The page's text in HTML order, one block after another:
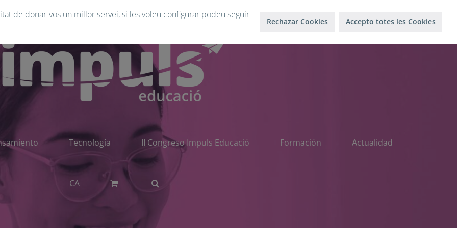
Tecnología II Congreso Impuls Educació Formación Actualidad
CA
de donar-vos un millor servei, si les voleu configurar podeu seguir
Rechazar Cookies Accepto totes les Cookies